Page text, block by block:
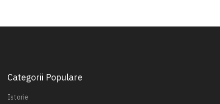
Categorii Populare
Istorie